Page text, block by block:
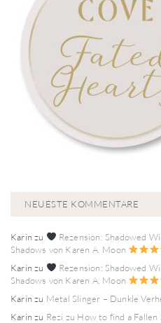
NEUESTE KOMMENTARE
Karinzu
Rezension: Shadowed
Shadows von Karen A. Moon
Karinzu
Rezension: Shadowed
Shadows von Karen A. Moon
Karinzu Metal Slinger – Dunkle
Karinzu Rezi zu How to find a Fallen